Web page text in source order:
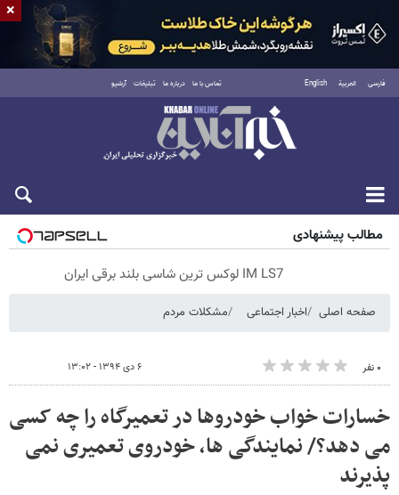
فارسی العربية English تماس با ما درباره ما تبلیغات آرشیو
پنجشنبه ۱۵ مرداد ۱۴۰۵
مطالب پیشنهادی
IM LS7 لوکس ترین شاسی بلند برقی ایران
صفحه اصلی اخبار اجتماعی مشکلات مردم
۰ نفر ۶ دی ۱۳۹۴ - ۱۳:۰۲
خسارات خواب خودروها در تعمیرگاه را چه کسی
می دهد؟/ نمایندگی ها، خودروی تعمیری نمی
پذیرند
×